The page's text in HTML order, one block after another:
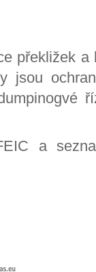
překližek
jsou
a